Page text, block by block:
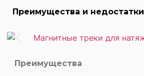
Преимущества и недостатки
Преимущества